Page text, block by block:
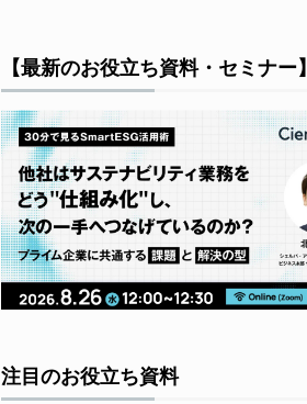
【最新のお役立ち資料・セミナー】
注目のお役立ち資料